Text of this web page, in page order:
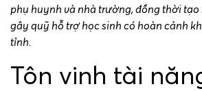
phụ huynh và nhà trường, đồng thời
gây quỹ hỗ trợ học sinh có hoàn cảnh
tỉnh.
Tôn vinh tài